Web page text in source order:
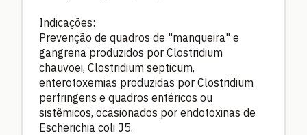
Indicações:
Prevenção de quadros de "manqueira" e
gangrena produzidos por Clostridium
chauvoei, Clostridium septicum,
enterotoxemias produzidas por Clostridium
perfringens e quadros entéricos ou
sistêmicos, ocasionados por endotoxinas de
Escherichia coli J5.